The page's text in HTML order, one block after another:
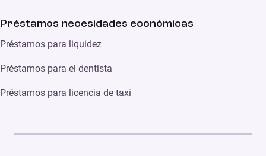
Préstamos necesidades económicas
Préstamos para liquidez
Préstamos para el dentista
Préstamos para licencia de taxi